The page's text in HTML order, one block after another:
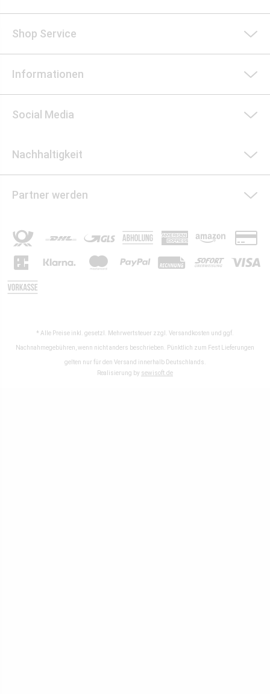
Shop Service
Informationen
Social Media
Nachhaltigkeit
Partner werden
* Alle Preise inkl. gesetzl. Mehrwertsteuer zzgl. Versandkosten und ggf.
Nachnahmegebühren, wenn nicht anders beschrieben. Pünktlich zum Fest Lieferungen
gelten nur für den Versand innerhalb Deutschlands.
Realisierung by sewisoft.de